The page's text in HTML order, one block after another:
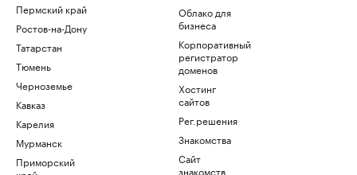
Пермский край
Ростов-на-Дону
Татарстан
Тюмень
Черноземье
Кавказ
Карелия
Мурманск
Приморский
Облако для
бизнеса
Корпоративный
регистратор
доменов
Хостинг
сайтов
Рег.решения
Знакомства
Сайт
знакомств